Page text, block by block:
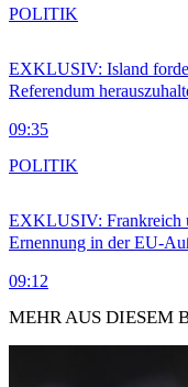
EXKLUSIV: Island
Referendum
09:35
POLITIK
EXKLUSIV: Frankreich
Ernennung in der EU-
09:12
POLITIK
MEHR AUS DIESEM